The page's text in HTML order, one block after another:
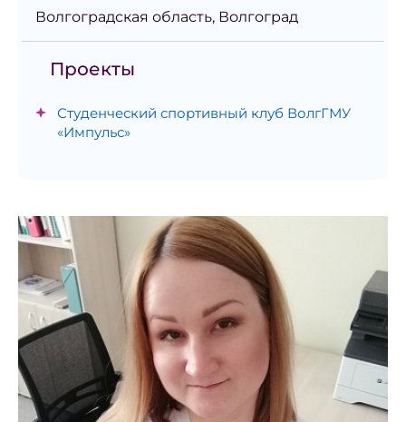
Волгоградская область, Волгоград
Проекты
Студенческий спортивный клуб ВолгГМУ
«Импульс»